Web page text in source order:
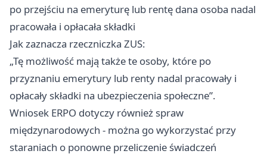
po przejściu na emeryturę lub rentę dana osoba nadal
pracowała i opłacała składki
Jak zaznacza rzeczniczka ZUS:
„Tę możliwość mają także te osoby, które po
przyznaniu emerytury lub renty nadal pracowały i
opłacały składki na ubezpieczenia społeczne”.
Wniosek ERPO dotyczy również spraw
międzynarodowych - można go wykorzystać przy
staraniach o ponowne przeliczenie świadczeń